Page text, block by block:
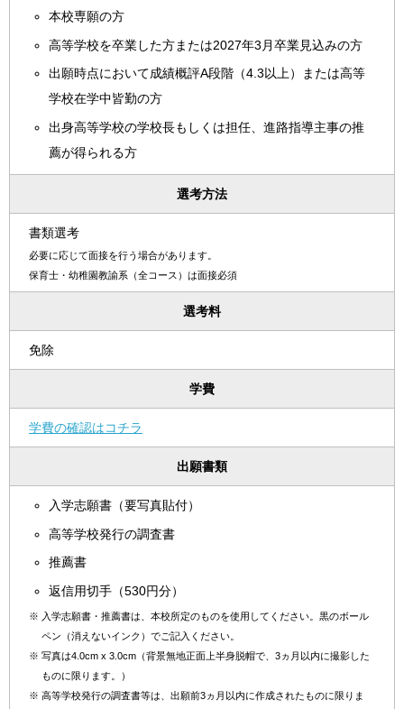
本校専願の方
高等学校を卒業した方または2027年3月卒業見込みの方
出願時点において成績概評A段階（4.3以上）または高等
学校在学中皆勤の方
出身高等学校の学校長もしくは担任、進路指導主事の推
薦が得られる方
選考方法
書類選考
必要に応じて面接を行う場合があります。
保育士・幼稚園教諭系（全コース）は面接必須
選考料
免除
学費
学費の確認はコチラ
出願書類
入学志願書（要写真貼付）
高等学校発行の調査書
推薦書
返信用切手（530円分）
※ 入学志願書・推薦書は、本校所定のものを使用してください。黒のボール
ペン（消えないインク）でご記入ください。
※ 写真は4.0cm x 3.0cm（背景無地正面上半身脱帽で、3ヵ月以内に撮影した
ものに限ります。）
※ 高等学校発行の調査書等は、出願前3ヵ月以内に作成されたものに限りま